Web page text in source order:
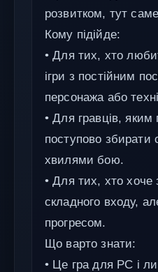
розвитком, тут
Кому підійде:
• Для тих, хто
ігри з постійним
персонажа або
• Для гравців, яким
поступово збирати
хвилями бою.
• Для тих, хто хоче
складного входу,
прогресом.
Що варто знати:
• Це гра для PC і